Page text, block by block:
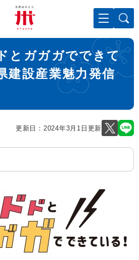
ーを飛ばして本文へ
とガガガでできて
建設産業魅力発信
更新日：2024年3月1日更新